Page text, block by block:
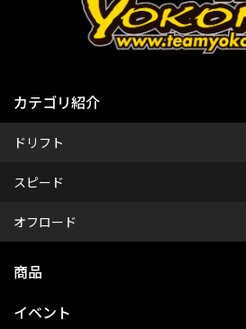
カテゴリ紹介
ドリフト
スピード
オフロード
商品
イベント